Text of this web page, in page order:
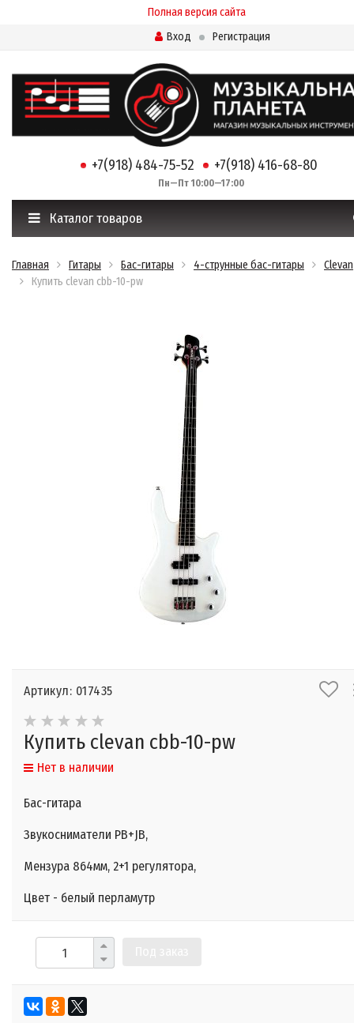
Полная версия сайта
Вход
Регистрация
+7(918) 484-75-52 +7(918) 416-68-80
Пн—Пт 10:00—17:00
Каталог товаров
Главная Гитары Бас-гитары 4-струнные бас-гитары
Clevan
Купить clevan cbb-10-pw
Артикул: 017435
Купить clevan cbb-10-pw
Нет в наличии
Бас-гитара
Звукосниматели PB+JB,
Мензура 864мм, 2+1 регулятора,
Цвет - белый перламутр